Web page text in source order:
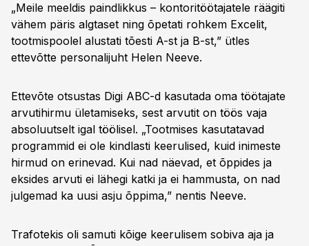
„Meile meeldis paindlikkus – kontoritöötajatele räägiti
vähem päris algtaset ning õpetati rohkem Excelit,
tootmispoolel alustati tõesti A-st ja B-st,” ütles
ettevõtte personalijuht Helen Neeve.
Ettevõte otsustas Digi ABC-d kasutada oma töötajate
arvutihirmu ületamiseks, sest arvutit on töös vaja
absoluutselt igal töölisel. „Tootmises kasutatavad
programmid ei ole kindlasti keerulised, kuid inimeste
hirmud on erinevad. Kui nad näevad, et õppides ja
eksides arvuti ei lähegi katki ja ei hammusta, on nad
julgemad ka uusi asju õppima,” nentis Neeve.
Trafotekis oli samuti kõige keerulisem sobiva aja ja